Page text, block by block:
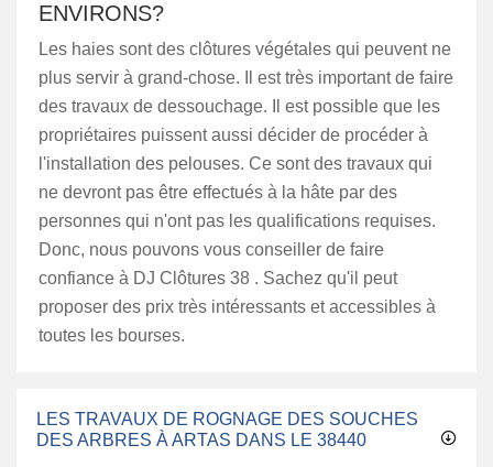
ENVIRONS?
Les haies sont des clôtures végétales qui peuvent ne
plus servir à grand-chose. Il est très important de faire
des travaux de dessouchage. Il est possible que les
propriétaires puissent aussi décider de procéder à
l'installation des pelouses. Ce sont des travaux qui
ne devront pas être effectués à la hâte par des
personnes qui n'ont pas les qualifications requises.
Donc, nous pouvons vous conseiller de faire
confiance à DJ Clôtures 38 . Sachez qu'il peut
proposer des prix très intéressants et accessibles à
toutes les bourses.
LES TRAVAUX DE ROGNAGE DES SOUCHES
DES ARBRES À ARTAS DANS LE 38440